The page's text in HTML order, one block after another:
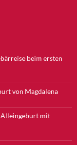
beim ersten
von Magdalena
Alleingeburt mit